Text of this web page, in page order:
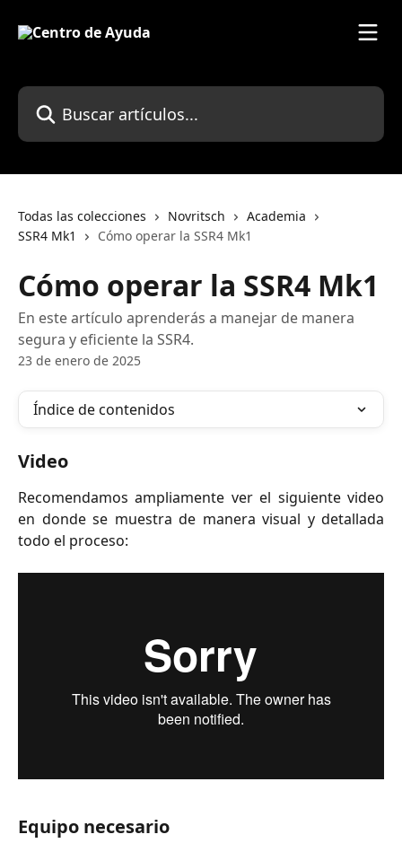
Buscar artículos...
Todas las colecciones Novritsch
Academia
SSR4 Mk1
Cómo operar la SSR4 Mk1
Cómo operar la SSR4 Mk1
En este artículo aprenderás a manejar de manera
segura y eficiente la SSR4.
23 de enero de 2025
Índice de contenidos
Video
Recomendamos ampliamente ver el siguiente video
en donde se muestra de manera visual y detallada
todo el proceso:
Equipo necesario